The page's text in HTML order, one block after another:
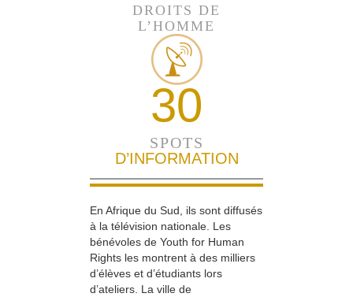
DROITS DE
L’HOMME
30
SPOTS
D’INFORMATION
En Afrique du Sud, ils sont diffusés
à la télévision nationale. Les
bénévoles de Youth for Human
Rights les montrent à des milliers
d’élèves et d’étudiants lors
d’ateliers. La ville de